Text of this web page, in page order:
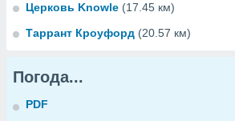
Церковь Knowle (17.45 км)
Таррант Кроуфорд (20.57 км)
Погода...
PDF